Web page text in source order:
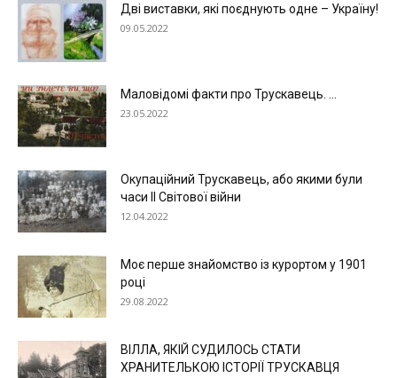
Дві виставки, які поєднують одне – Україну!
09.05.2022
Маловідомі факти про Трускавець. ...
23.05.2022
Окупаційний Трускавець, або якими були
часи ІІ Світової війни
12.04.2022
Моє перше знайомство із курортом у 1901
році
29.08.2022
ВІЛЛА, ЯКІЙ СУДИЛОСЬ СТАТИ
ХРАНИТЕЛЬКОЮ ІСТОРІЇ ТРУСКАВЦЯ